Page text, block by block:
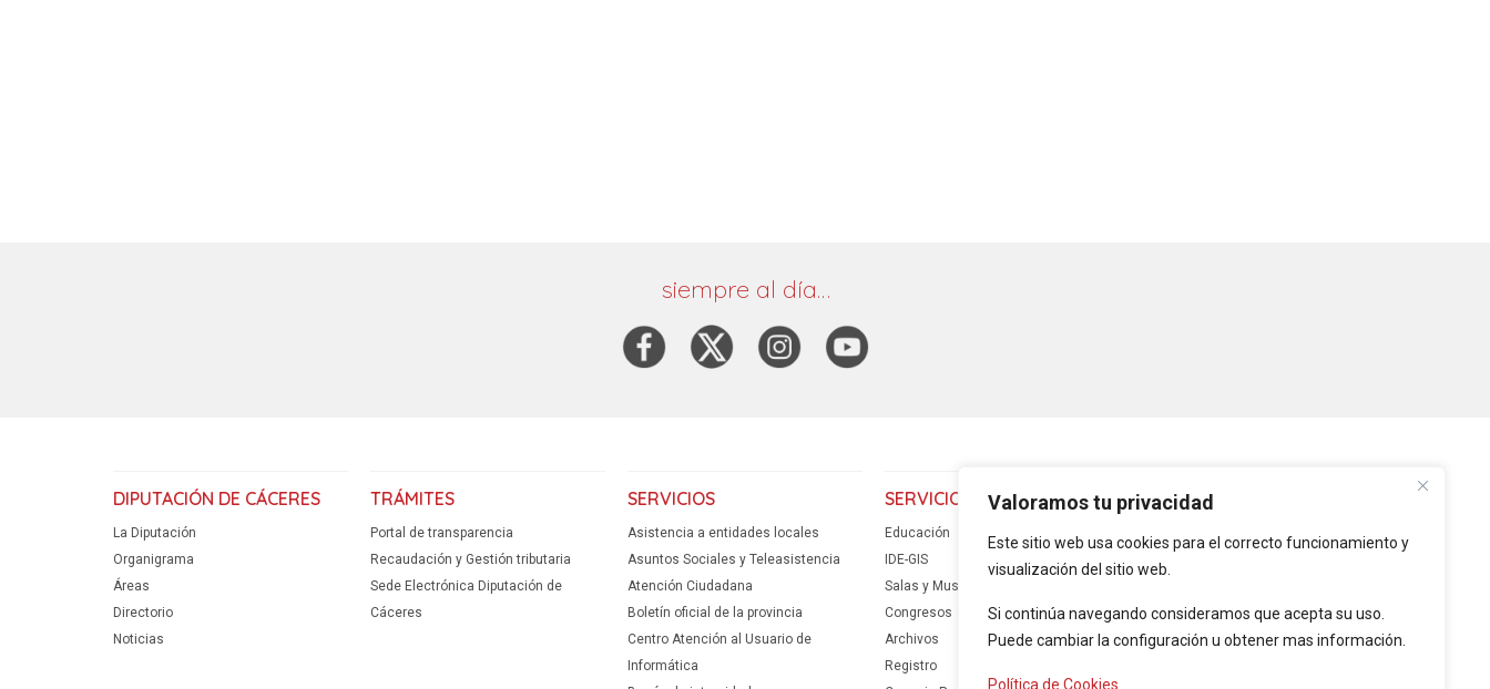
Valoramos tu privacidad
Este sitio web usa cookies para el correcto funcionamiento y
visualización del sitio web.
Si continúa navegando consideramos que acepta su uso.
Puede cambiar la configuración u obtener mas información.
Política de Cookies
siempre al día…
DIPUTACIÓN DE CÁCERES
La Diputación
Organigrama
Áreas
Directorio
Noticias
TRÁMITES
Portal de transparencia
Recaudación y Gestión tributaria
Sede Electrónica Diputación de
Cáceres
SERVICIOS
Asistencia a entidades locales
Asuntos Sociales y Teleasistencia
Atención Ciudadana
Boletín oficial de la provincia
Centro Atención al Usuario de
Informática
SERVICIOS
Educación
IDE-GIS
Salas y Museos
Congresos
Archivos
Registro
PLATAFORMAS
Intranet
Locales